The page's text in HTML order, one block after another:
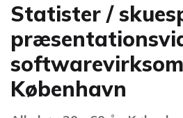
Statister /
København